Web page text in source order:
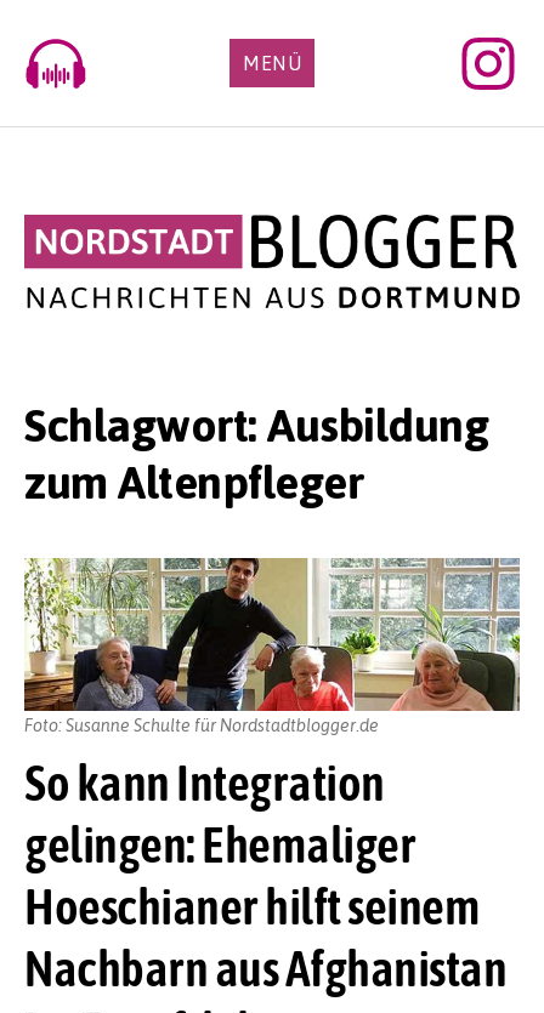
content
MENÜ
Schlagwort:Ausbildung
zum Altenpfleger
So kann Integration
gelingen: Ehemaliger
Hoeschianer hilft seinem
Nachbarn aus Afghanistan
Foto: Susanne Schulte für Nordstadtblogger.de